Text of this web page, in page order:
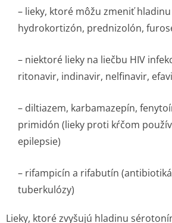
– lieky, ktoré môžu zmeniť
hydrokortizón, prednizolón,
– niektoré lieky na liečbu HIV
ritonavir, indinavir, nelfinavir,
– diltiazem, karbamazepín,
primidón (lieky proti kŕčom
epilepsie)
– rifampicín a rifabutín
tuberkulózy)
Lieky, ktoré zvyšujú hladinu